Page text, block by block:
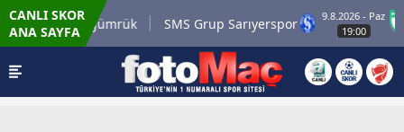
CANLI SKOR
ANA SAYFAKaragümrük SMS Grup Sarıyerspor
9.8.2026 - Paz
19:00